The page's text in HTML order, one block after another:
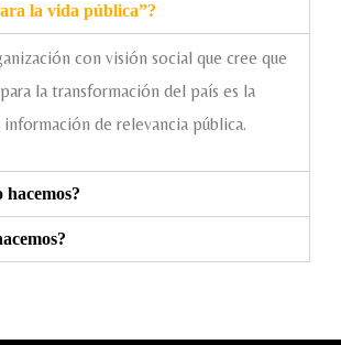
la vida pública”?
con visión social que cree que
la transformación del país es la
de relevancia pública.
hacemos?